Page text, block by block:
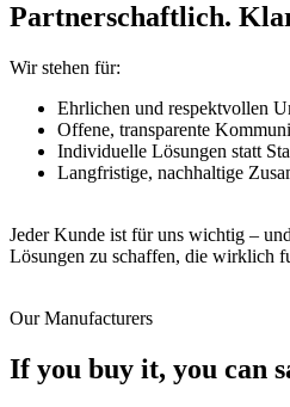
Partnerschaftlich.
Wir stehen für:
Ehrlichen und respektvollen
Offene, transparente
Individuelle Lösungen statt
Langfristige, nachhaltige
Jeder Kunde ist für uns wichtig –
Lösungen zu schaffen, die wirklich
Our Manufacturers
If you buy it, you can